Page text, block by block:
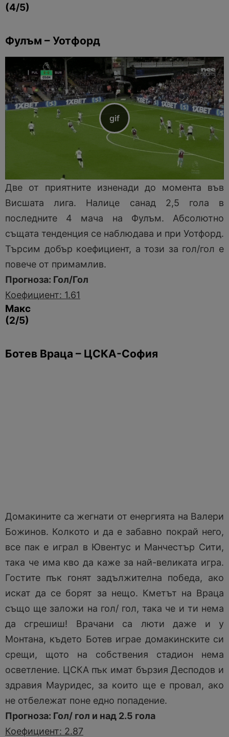
(4/5)
Фулъм – Уотфорд
Две от приятните изненади до момента във
Висшата лига. Налице санад 2,5 гола в
последните 4 мача на Фулъм. Абсолютно
същата тенденция се наблюдава и при Уотфорд.
Търсим добър коефициент, а този за гол/гол е
повече от примамлив.
Прогноза: Гол/Гол
Коефициент: 1.61
Макс
(2/5)
Ботев Враца – ЦСКА-София
Домакините са жегнати от енергията на Валери
Божинов. Колкото и да е забавно покрай него,
все пак е играл в Ювентус и Манчестър Сити,
така че има кво да каже за най-великата игра.
Гостите пък гонят задължителна победа, ако
искат да се борят за нещо. Кметът на Враца
също ще заложи на гол/ гол, така че и ти нема
да сгрешиш! Врачани са люти даже и у
Монтана, където Ботев играе домакинските си
срещи, щото на собствения стадион нема
осветление. ЦСКА пък имат бързия Десподов и
здравия Мауридес, за които ще е провал, ако
не отбележат поне едно попадение.
Прогноза: Гол/ гол и над 2.5 гола
Коефициент: 2.87